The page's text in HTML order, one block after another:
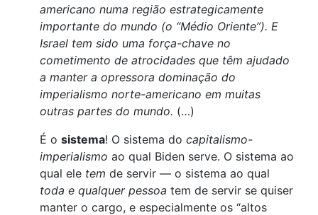
americano numa região estrategicamente
importante do mundo (o “Médio Oriente”). E
Israel tem sido uma força-chave no
cometimento de atrocidades que têm ajudado
a manter a opressora dominação do
imperialismo norte-americano em muitas
outras partes do mundo. (…)
É o sistema! O sistema do capitalismo-
imperialismo ao qual Biden serve. O sistema ao
qual ele tem de servir — o sistema ao qual
toda e qualquer pessoa tem de servir se quiser
manter o cargo, e especialmente os “altos